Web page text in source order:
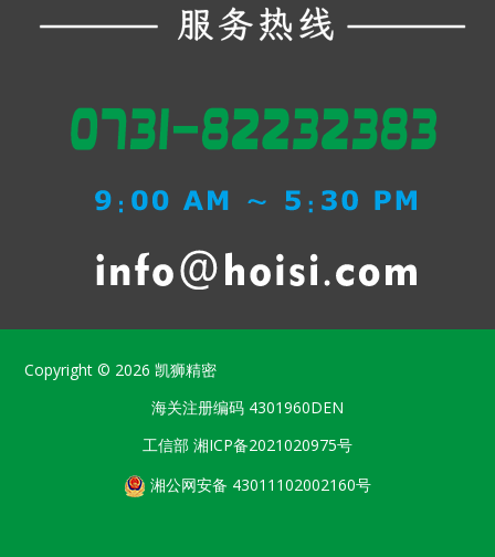
Copyright © 2026凯狮精密
海关注册编码 4301960DEN
工信部 湘ICP备2021020975号
湘公网安备 43011102002160号